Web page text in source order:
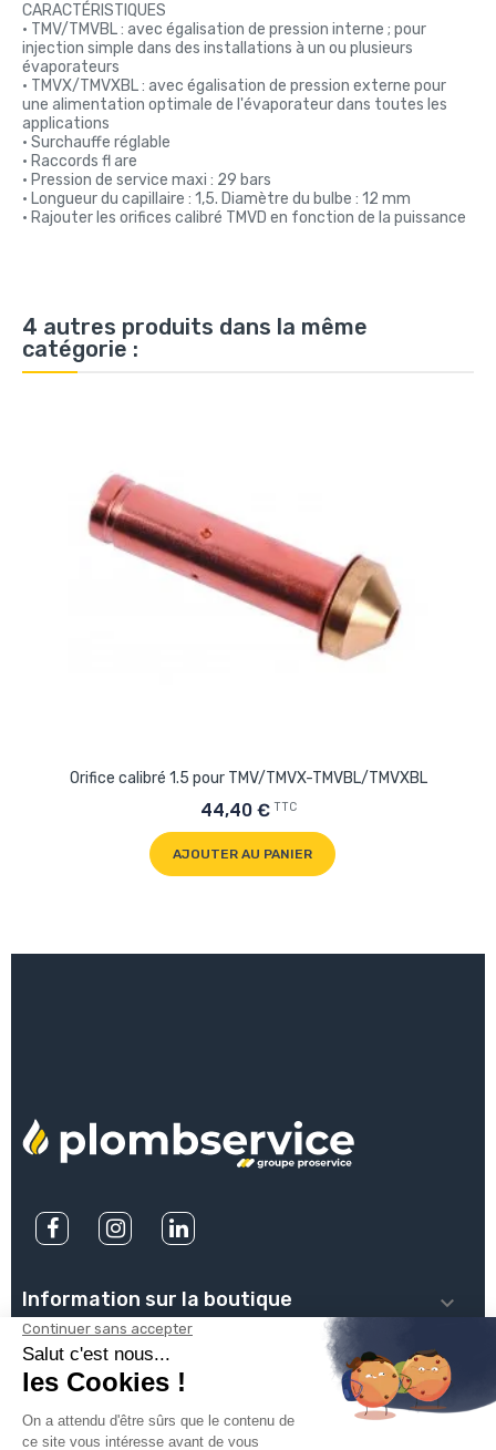
CARACTÉRISTIQUES
• TMV/TMVBL : avec égalisation de pression interne ; pour
injection simple dans des installations à un ou plusieurs
évaporateurs
• TMVX/TMVXBL : avec égalisation de pression externe pour
une alimentation optimale de l'évaporateur dans toutes les
applications
• Surchauffe réglable
• Raccords fl are
• Pression de service maxi : 29 bars
• Longueur du capillaire : 1,5. Diamètre du bulbe : 12 mm
• Rajouter les orifices calibré TMVD en fonction de la puissance
4 autres produits dans la même
catégorie :
Orifice calibré 1.5 pour TMV/TMVX-TMVBL/TMVXBL
44,40 € TTC
AJOUTER AU PANIER
Information sur la boutique 
PLOMBSERVICE 
INFOS PRATIQUES 